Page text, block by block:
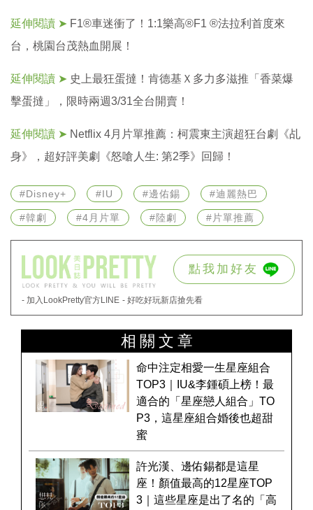
延伸閱讀 ➤ F1®車迷衝了！1:1樂高®F1 ®法拉利首度來
台，桃園台茂熱血開展！
延伸閱讀 ➤ 史上最狂蛋撻！肯德基Ｘ多力多滋推「香菜爆
擊蛋撻」，限時兩週3/31全台開賣！
延伸閱讀 ➤ Netflix 4月片單推薦：柯震東主演超狂台劇《乩
身》，超好評美劇《怒嗆人生: 第2季》回歸！
#Disney+ #IU #邊佑錫 #迪麗熱巴
#韓劇 #4月片單 #陸劇 #片單推薦
- 加入LookPretty官方LINE - 好吃好玩新店搶先看
點我加好友
相關文章
命中注定相愛一生星座組合
TOP3｜IU&李鍾碩上榜！最
適合的「星座戀人組合」TO
P3，這星座組合婚後也超甜
蜜
許光漢、邊佑錫都是這星
座！顏值最高的12星座TOP
3｜這些星座是出了名的「高